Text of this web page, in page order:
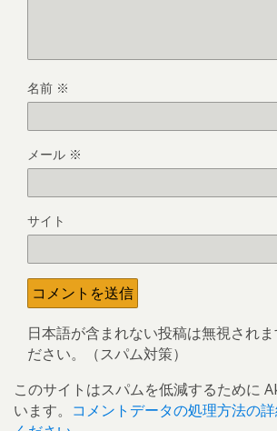
名前 ※
メール ※
サイト
日本語が含まれない投稿は無視されま
ださい。（スパム対策）
このサイトはスパムを低減するために
います。 コメントデータの処理方法の